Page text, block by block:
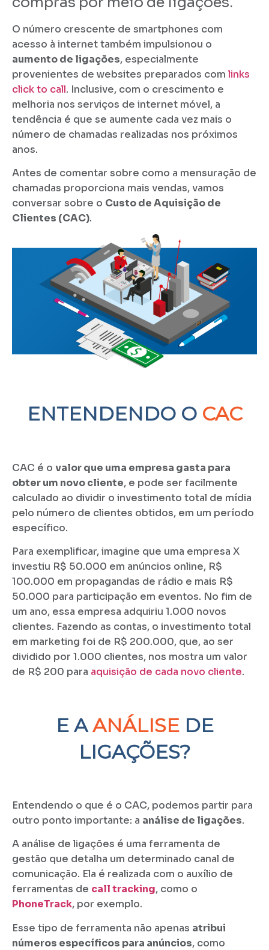
O número crescente de smartphones com
acesso à internet também impulsionou o
aumento de ligações, especialmente
provenientes de websites preparados comlinks
click to call. Inclusive, com o crescimento e
melhoria nos serviços de internet móvel, a
tendência é que se aumente cada vez mais o
número de chamadas realizadas nos próximos
anos.
Antes de comentar sobre como a mensuração de
chamadas proporciona mais vendas, vamos
conversar sobre o Custo de Aquisição de
Clientes (CAC).
ENTENDENDO O CAC
CAC é o valor que uma empresa gasta para
obter um novo cliente, e pode ser facilmente
calculado ao dividir o investimento total de mídia
pelo número de clientes obtidos, em um período
específico.
Para exemplificar, imagine que uma empresa X
investiu R$ 50.000 em anúncios online, R$
100.000 em propagandas de rádio e mais R$
50.000 para participação em eventos. No fim de
um ano, essa empresa adquiriu 1.000 novos
clientes. Fazendo as contas, o investimento total
em marketing foi de R$ 200.000, que, ao ser
dividido por 1.000 clientes, nos mostra um valor
de R$ 200 para aquisição de cada novo cliente.
E AANÁLISE DE
LIGAÇÕES?
Entendendo o que é o CAC, podemos partir para
outro ponto importante: a análise de ligações.
A análise de ligações é uma ferramenta de
gestão que detalha um determinado canal de
comunicação. Ela é realizada com o auxílio de
ferramentas de call tracking, como o
PhoneTrack, por exemplo.
Esse tipo de ferramenta não apenas atribui
números específicos para anúncios, como